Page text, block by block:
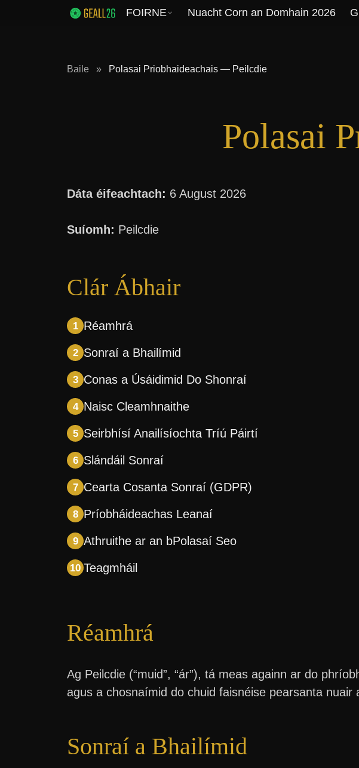
FOIRNE Nuacht Corn an Domhain 2026
Baile » Polasai Priobhaideachais — Peilcdie
Polasai
Dáta éifeachtach: 6 August 2026
Suíomh: Peilcdie
Clár Ábhair
Réamhrá
Sonraí a Bhailímid
Conas a Úsáidimid Do Shonraí
Naisc Cleamhnaithe
Seirbhísí Anailísíochta Tríú Páirtí
Slándáil Sonraí
Cearta Cosanta Sonraí (GDPR)
Príobháideachas Leanaí
Athruithe ar an bPolasaí Seo
Teagmháil
Réamhrá
Ag Peilcdie (“muid”, “ár”), tá meas againn ar do
agus a chosnaímid do chuid faisnéise pearsanta nuair
Sonraí a Bhailímid